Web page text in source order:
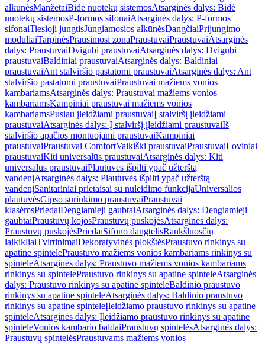
alkūnėsManžetaiBidė nuotekų sistemosAtsarginės dalys: Bidė
nuotekų sistemosP-formos sifonaiAtsarginės dalys: P-formos
sifonaiTiesioji jungtisJungiamosios alkūnėsDangčiaiPrijungimo
moduliaiTarpinėsPrausimosi zonaPraustuvaiPraustuvaiAtsarginės
dalys: PraustuvaiDvigubi praustuvaiAtsarginės dalys: Dvigubi
praustuvaiBaldiniai praustuvaiAtsarginės dalys: Baldiniai
praustuvaiAnt stalviršio pastatomi praustuvaiAtsarginės dalys: Ant
stalviršio pastatomi praustuvaiPraustuvai mažiems vonios
kambariamsAtsarginės dalys: Praustuvai mažiems vonios
kambariamsKampiniai praustuvai mažiems vonios
kambariamsPusiau įleidžiami praustuvaiĮ stalviršį įleidžiami
praustuvaiAtsarginės dalys: Į stalviršį įleidžiami praustuvaiIš
stalviršio apačios montuojami praustuvaiKampiniai
praustuvaiPraustuvai ComfortVaikiški praustuvaiPraustuvaiLoviniai
praustuvaiKiti universalūs praustuvaiAtsarginės dalys: Kiti
universalūs praustuvaiPlautuvės išpilti ypač užterštą
vandenįAtsarginės dalys: Plautuvės išpilti ypač užterštą
vandenįSanitariniai prietaisai su nuleidimo funkcijaUniversalios
plautuvėsGipso surinkimo praustuvaiPraustuvai
klasėmsPriedaiDengiamieji gaubtaiAtsarginės dalys: Dengiamieji
gaubtaiPraustuvų kojosPraustuvų puskojėsAtsarginės dalys:
Praustuvų puskojėsPriedaiSifono dangtelisRankšluosčių
laikikliaiTvirtinimaiDekoratyvinės plokštėsPraustuvo rinkinys su
apatine spintelePraustuvo mažiems vonios kambariams rinkinys su
spinteleAtsarginės dalys: Praustuvo mažiems vonios kambariams
rinkinys su spintelePraustuvo rinkinys su apatine spinteleAtsarginės
dalys: Praustuvo rinkinys su apatine spinteleBaldinio praustuvo
rinkinys su apatine spinteleAtsarginės dalys: Baldinio praustuvo
rinkinys su apatine spinteleĮleidžiamo praustuvo rinkinys su apatine
spinteleAtsarginės dalys: Įleidžiamo praustuvo rinkinys su apatine
spinteleVonios kambario baldaiPraustuvų spintelėsAtsarginės dalys:
Praustuvų spintelėsPraustuvams mažiems vonios